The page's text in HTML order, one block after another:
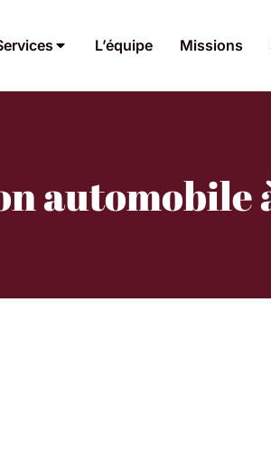
L’équipe Missions
automobile